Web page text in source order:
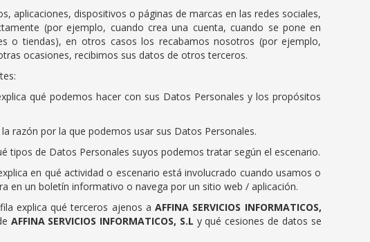
aplicaciones, dispositivos o páginas de marcas en las redes sociales,
(por ejemplo, cuando crea una cuenta, cuando se pone en
o tiendas), en otros casos los recabamos nosotros (por ejemplo,
ocasiones, recibimos sus datos de otros terceros.
qué podemos hacer con sus Datos Personales y los propósitos
la razón por la que podemos usar sus Datos Personales.
tipos de Datos Personales suyos podemos tratar según el escenario.
en qué actividad o escenario está involucrado cuando usamos o
en un boletín informativo o navega por un sitio web / aplicación.
explica qué terceros ajenos aAFFINA SERVICIOS INFORMATICOS,
AFFINA SERVICIOS INFORMATICOS, S.L y qué cesiones de datos se